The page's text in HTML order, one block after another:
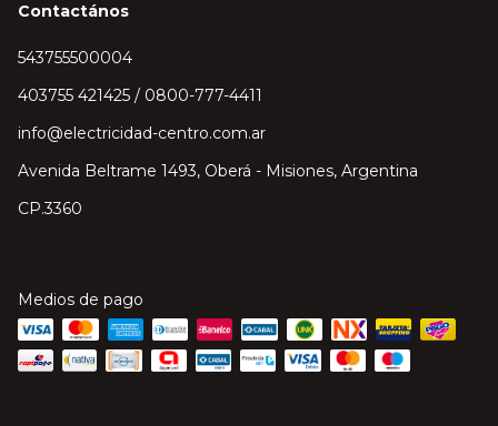
Contactános
543755500004
403755 421425 / 0800-777-4411
info@electricidad-centro.com.ar
Avenida Beltrame 1493, Oberá - Misiones, Argentina
CP.3360
Medios de pago